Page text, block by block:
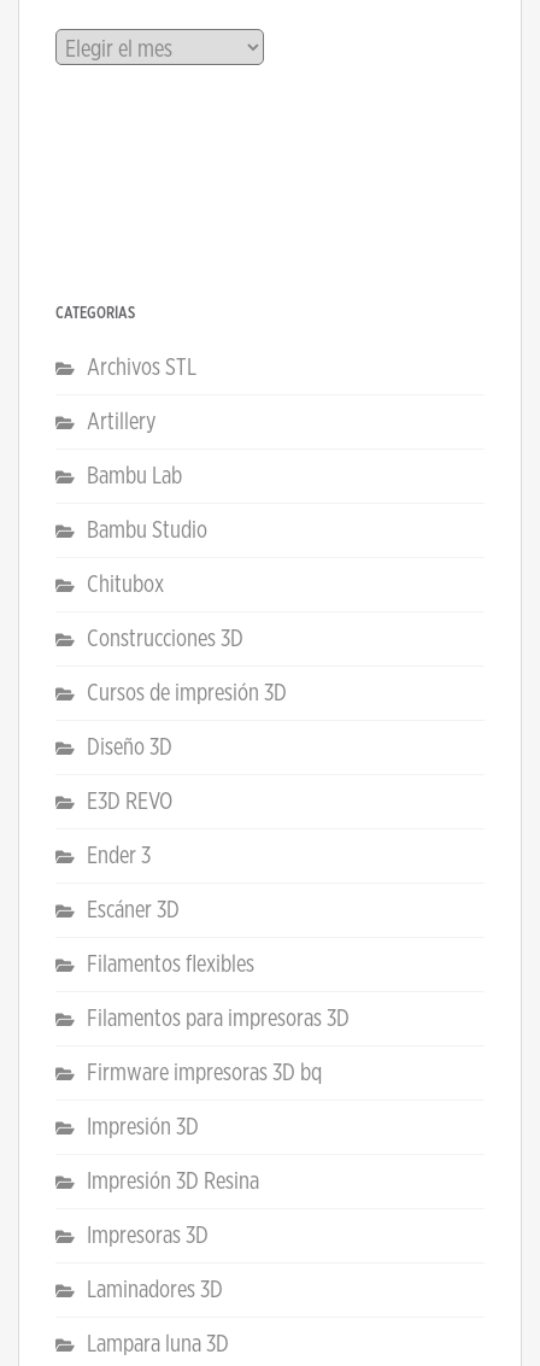
Archivos
CATEGORÍAS
Archivos STL
Artillery
Bambu Lab
Bambu Studio
Chitubox
Construcciones 3D
Cursos de impresión 3D
Diseño 3D
E3D REVO
Ender 3
Escáner 3D
Filamentos flexibles
Filamentos para impresoras 3D
Firmware impresoras 3D bq
Impresión 3D
Impresión 3D Resina
Impresoras 3D
Laminadores 3D
Lampara luna 3D